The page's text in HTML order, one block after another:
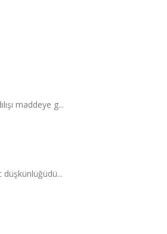
maddeye g...
düşkünlüğüdü...